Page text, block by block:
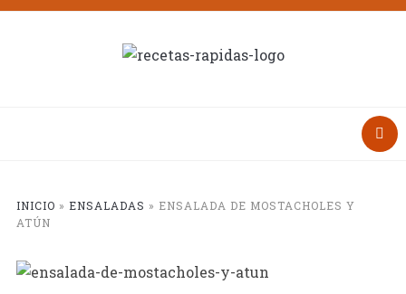
INICIO » ENSALADAS » ENSALADA DE MOSTACHOLES Y
ATÚN